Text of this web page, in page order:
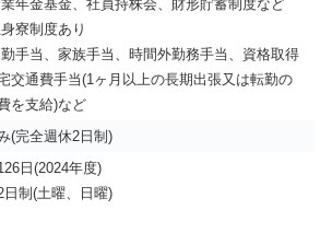
年金基金、社員持株会、財形貯蓄制度など
寮制度あり
手当、家族手当、時間外勤務手当、資格取得
交通費手当(1ヶ月以上の長期出張又は転勤の
を支給)など
(完全週休2日制)
日(2024年度)
日制(土曜、日曜)